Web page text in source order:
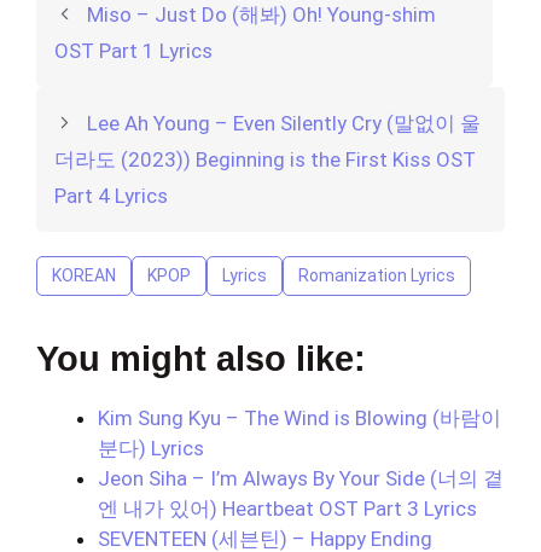
Miso – Just Do (해봐) Oh! Young-shim
OST Part 1 Lyrics
Lee Ah Young – Even Silently Cry (말없이 울
더라도 (2023)) Beginning is the First Kiss OST
Part 4 Lyrics
KOREAN KPOP Lyrics Romanization Lyrics
You might also like:
Kim Sung Kyu – The Wind is Blowing (바람이
분다) Lyrics
Jeon Siha – I’m Always By Your Side (너의 곁
엔 내가 있어) Heartbeat OST Part 3 Lyrics
SEVENTEEN (세븐틴) – Happy Ending